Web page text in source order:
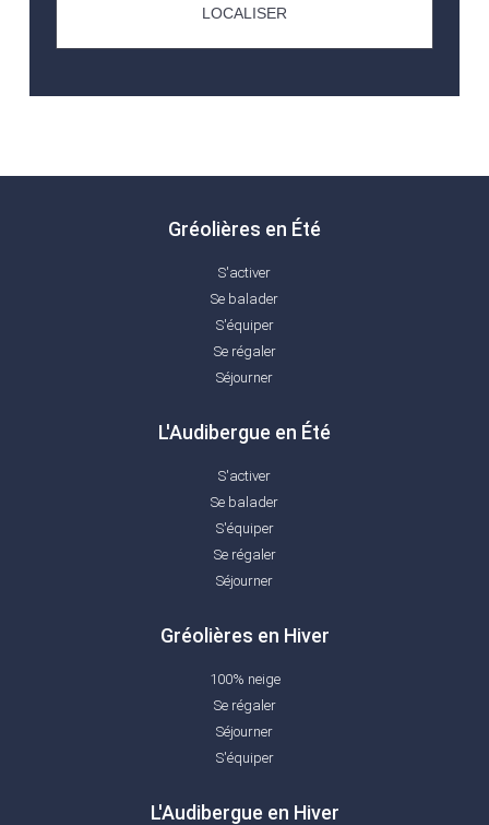
LOCALISER
Gréolières en Été
S'activer
Se balader
S'équiper
Se régaler
Séjourner
L'Audibergue en Été
S'activer
Se balader
S'équiper
Se régaler
Séjourner
Gréolières en Hiver
100% neige
Se régaler
Séjourner
S'équiper
L'Audibergue en Hiver